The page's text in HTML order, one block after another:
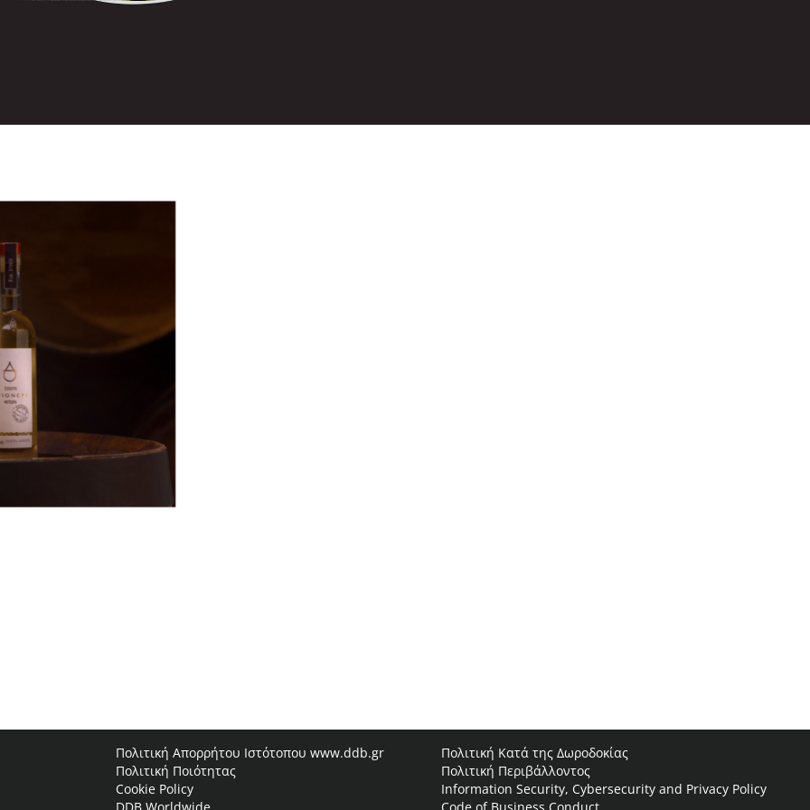
Πολιτική Απορρήτου Ιστότοπου www.ddb.gr
Πολιτική Κατά της Δωροδοκίας
Πολιτική Ποιότητας
Πολιτική Περιβάλλοντος
Cookie Policy
Information Security, Cybersecurity and Privacy Policy